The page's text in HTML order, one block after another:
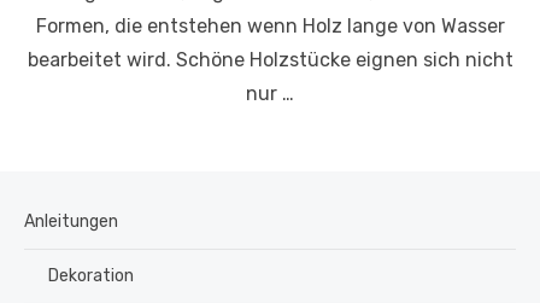
Formen, die entstehen wenn Holz lange von Wasser
bearbeitet wird. Schöne Holzstücke eignen sich nicht
nur …
Anleitungen
Dekoration